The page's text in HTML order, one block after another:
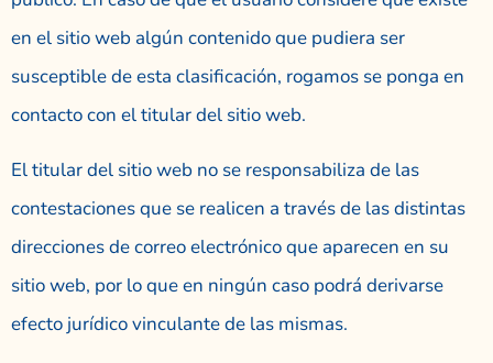
en el sitio web algún contenido que pudiera ser
susceptible de esta clasificación, rogamos se ponga en
contacto con el titular del sitio web.
El titular del sitio web no se responsabiliza de las
contestaciones que se realicen a través de las distintas
direcciones de correo electrónico que aparecen en su
sitio web, por lo que en ningún caso podrá derivarse
efecto jurídico vinculante de las mismas.